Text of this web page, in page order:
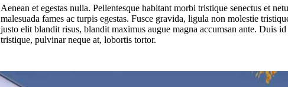
Aenean et egestas nulla. Pellentesque habitant morbi tristique senectus et
malesuada fames ac turpis egestas. Fusce gravida, ligula non molestie
justo elit blandit risus, blandit maximus augue magna accumsan ante. Duis
tristique, pulvinar neque at, lobortis tortor.